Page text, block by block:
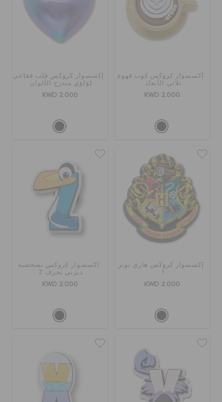
إكسسوار كروكس كوب قهوة
ثلاثي الأبعاد
KWD 2.000
إكسسوار كروكس قلب فقاعي
لؤلؤي متدرج الألوان
KWD 2.000
إكسسوار كروكس هاري بوتر
1
KWD 2.000
إكسسوار كروكس بشخصية
ديزني بحرف Z
KWD 2.000